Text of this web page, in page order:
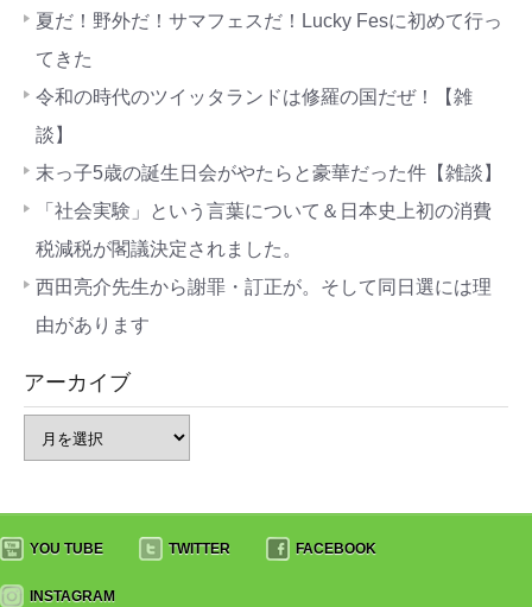
夏だ！野外だ！サマフェスだ！Lucky Fesに初めて行っ
てきた
令和の時代のツイッタランドは修羅の国だぜ！【雑
談】
末っ子5歳の誕生日会がやたらと豪華だった件【雑談】
「社会実験」という言葉について＆日本史上初の消費
税減税が閣議決定されました。
西田亮介先生から謝罪・訂正が。そして同日選には理
由があります
アーカイブ
YOU TUBE TWITTER FACEBOOK
INSTAGRAM